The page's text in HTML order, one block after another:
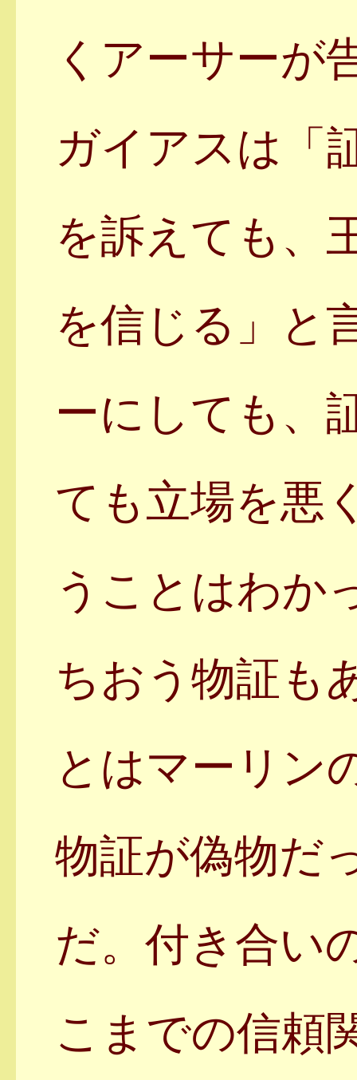
くアーサーが
ガイアスは「
を訴えても、
を信じる」と
ーにしても、
ても立場を悪
うことはわか
ちおう物証も
とはマーリン
物証が偽物だ
だ。付き合い
こまでの信頼